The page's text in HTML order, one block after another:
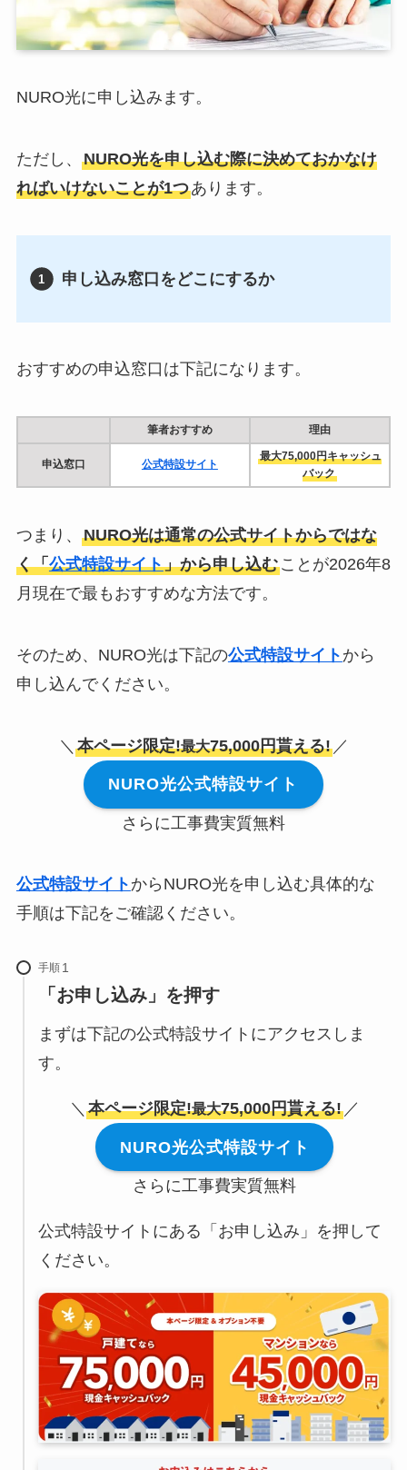
NURO光に申し込みます。
ただし、 NURO光を申し込む際に決めておかなけ
ればいけないことが1つあります。
申し込み窓口をどこにするか
おすすめの申込窓口は下記になります。
筆者おすすめ 理由
申込窓口 公式特設サイト
最大75,000円キャッシュ
バック
つまり、 NURO光は通常の公式サイトからではな
く「公式特設サイト」から申し込むことが2026年8
月現在で最もおすすめな方法です。
そのため、NURO光は下記の公式特設サイト から
申し込んでください。
＼ 本ページ限定!最大75,000円貰える!／
NURO光公式特設サイト
さらに工事費実質無料
公式特設サイト からNURO光を申し込む具体的な
手順は下記をご確認ください。
手順
「お申し込み」を押す
まずは下記の公式特設サイトにアクセスしま
す。
＼ 本ページ限定!最大75,000円貰える!／
NURO光公式特設サイト
さらに工事費実質無料
公式特設サイトにある「お申し込み」を押して
ください。